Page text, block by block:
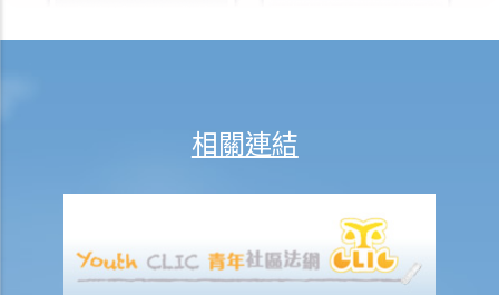
1. 假結婚可以被起訴那些刑事罪行以及刑罰是甚麼？
3. 如果我涉及假結婚，這是否自動意味著婚姻為無效？
M. 婚姻狀況記錄
N. 常見問題
相關連結